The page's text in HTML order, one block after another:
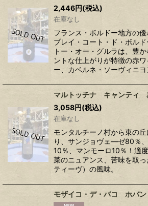
2,446円(税込)
在庫なし
フランス・ボルドー地方の優
ブレイ・コート・ド・ボル
トー・オー・グルラは、豊
ントな仕上がりが特徴の赤
ー、カベルネ・ソーヴィニ
マルトッチナ キャンテ
3,058円(税込)
在庫なし
モンタルチーノ村から東の
り、サンジョヴェ―ゼ80％
10％、マンモーロ10％！適
菜のニュアンス、苦味を取
ティーヴ）の風味。
モザイコ・デ・バコ ホ